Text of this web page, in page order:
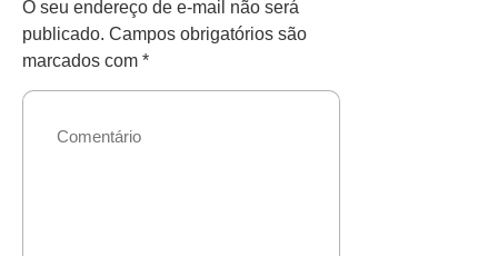
O seu endereço de e-mail não será
publicado. Campos obrigatórios são
marcados com *